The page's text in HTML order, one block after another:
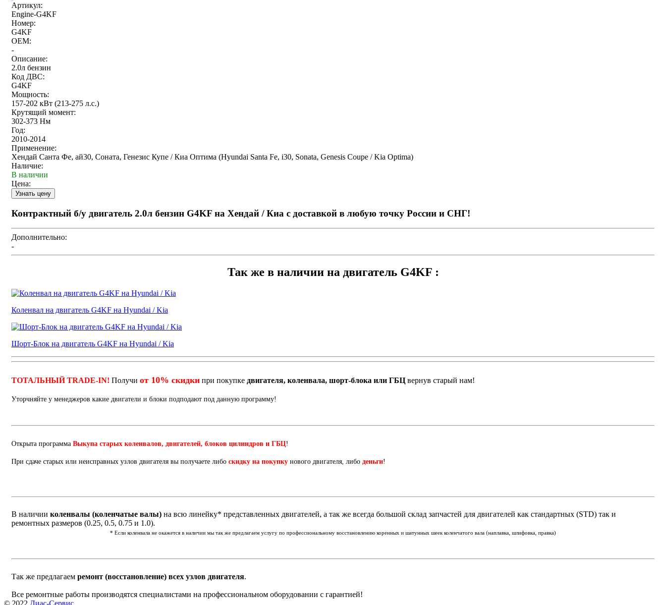
Артикул:
Engine-G4KF
Номер:
G4KF
OEM:
-
Описание:
2.0л бензин
Код ДВС:
G4KF
Мощность:
157-202 кВт (213-275 л.с.)
Крутящий момент:
302-373 Нм
Год:
2010-2014
Применение:
Хендай Санта Фе, ай30, Соната, Генезис Купе / Киа Оптима (Hyundai Santa Fe, i30, Sonata, Genesis Coupe / Kia Optima)
Наличие:
В наличии
Цена:
Контрактный б/у двигатель 2.0л бензин G4KF на Хендай / Киа с доставкой в любую точку России и СНГ!
Дополнительно:
-
Так же в наличии на двигатель G4KF :
Коленвал на двигатель G4KF на Hyundai / Kia
Шорт-Блок на двигатель G4KF на Hyundai / Kia
ТОТАЛЬНЫЙ TRADE-IN! Получи от 10% скидки при покупке двигателя, коленвала, шорт-блока или ГБЦ вернув старый нам!
Уторчняйте у менеджеров какие двигатели и блоки подподают под данную программу!
Открыта программа Выкупа старых коленвалов, двигателей, блоков цилиндров и ГБЦ!
При сдаче старых или неисправных узлов двигателя вы получаете либо скидку на покупку нового двигателя, либо деньги!
В наличии коленвалы (коленчатые валы) на всю линейку* представленных двигателей, а так же всегда большой склад запчастей для двигателей как стандартных (STD) так и
ремонтных размеров (0.25, 0.5, 0.75 и 1.0).
* Если коленвала не окажется в наличии мы так же предлагаем услугу по профессиональному восстановлению коренных и шатунных шеек коленчатого вала (наплавка, шлифовка, правка)
Так же предлагаем ремонт (восстановление) всех узлов двигателя.
Все ремонтные работы производятся специалистами на профессиональном оборудовании с гарантией!